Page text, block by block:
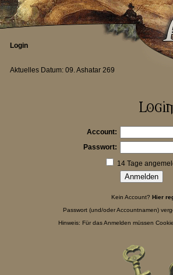
Login
Aktuelles Datum: 09. Ashatar 269
Account:
Passwort:
14 Tage
Kein Account? Hier
Passwort (und/oder Accountnamen)
Hinweis: Für das Anmelden müssen